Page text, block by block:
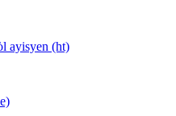
ayisyen (ht)